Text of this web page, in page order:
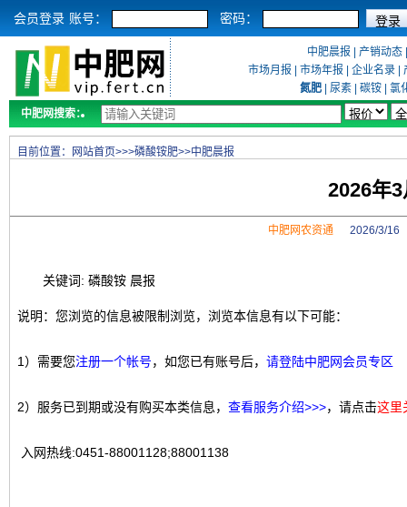
会员登录 账号： 密码：
中肥晨报 产销动态
市场月报
市场年报 企业名录
氮肥
尿素 碳铵
氯
中肥网搜索：
目前位置： 网站首页>>>磷酸铵肥>>中肥晨报
2026年
中肥网农资通 2026/3/16
关键词: 磷酸铵 晨报
说明：您浏览的信息被限制浏览，浏览本信息有以下可能：
1）需要您注册一个帐号，如您已有账号后， 请登陆中肥网会员专区
2）服务已到期或没有购买本类信息， 查看服务介绍>>>，请点击这里
入网热线:0451-88001128;88001138